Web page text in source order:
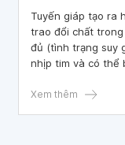
Tuyến giáp tạo ra
trao đổi chất trong
đủ (tình trạng suy
nhịp tim và có thể
cách tăng tốc,
Xem thêm